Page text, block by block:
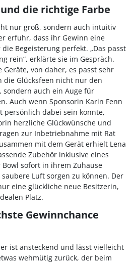
die richtige Farbe
nur groß, sondern auch intuitiv
erfuhr, dass ihr Gewinn eine
Begeisterung perfekt. „Das passt
rein“, erklärte sie im Gespräch.
Geräte, von daher, es passt sehr
die Glücksfeen nicht nur den
sondern auch ein Auge für
Auch wenn Sponsorin Karin Fenn
persönlich dabei sein konnte,
herzliche Glückwünsche und
zur Inbetriebnahme mit Rat
mit dem Gerät erhielt Lena
Zubehör inklusive eines
sofort in ihrem Zuhause
Luft sorgen zu können. Der
eine glückliche neue Besitzerin,
Platz.
Gewinnchance
ist ansteckend und lässt vielleicht
wehmütig zurück, der beim